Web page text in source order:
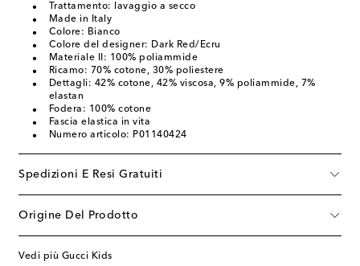
Trattamento: lavaggio a secco
Made in Italy
Colore: Bianco
Colore del designer: Dark Red/Ecru
Materiale II: 100% poliammide
Ricamo: 70% cotone, 30% poliestere
Dettagli: 42% cotone, 42% viscosa, 9% poliammide, 7%
elastan
Fodera: 100% cotone
Fascia elastica in vita
Numero articolo: P01140424
Spedizioni E Resi Gratuiti
Origine Del Prodotto
Vedi più Gucci Kids